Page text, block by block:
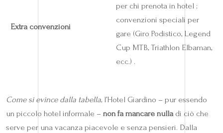
Extra convenzioni
per chi prenota in hotel ;
convenzioni speciali per
gare (Giro Podistico, Legend
Cup MTB, Triathlon Elbaman,
ecc.) .
Come si evince dalla tabella, l’Hotel Giardino – pur essendo
un piccolo hotel informale – non fa mancare nulladi ciò che
serve per una vacanza piacevole e senza pensieri. Dalla